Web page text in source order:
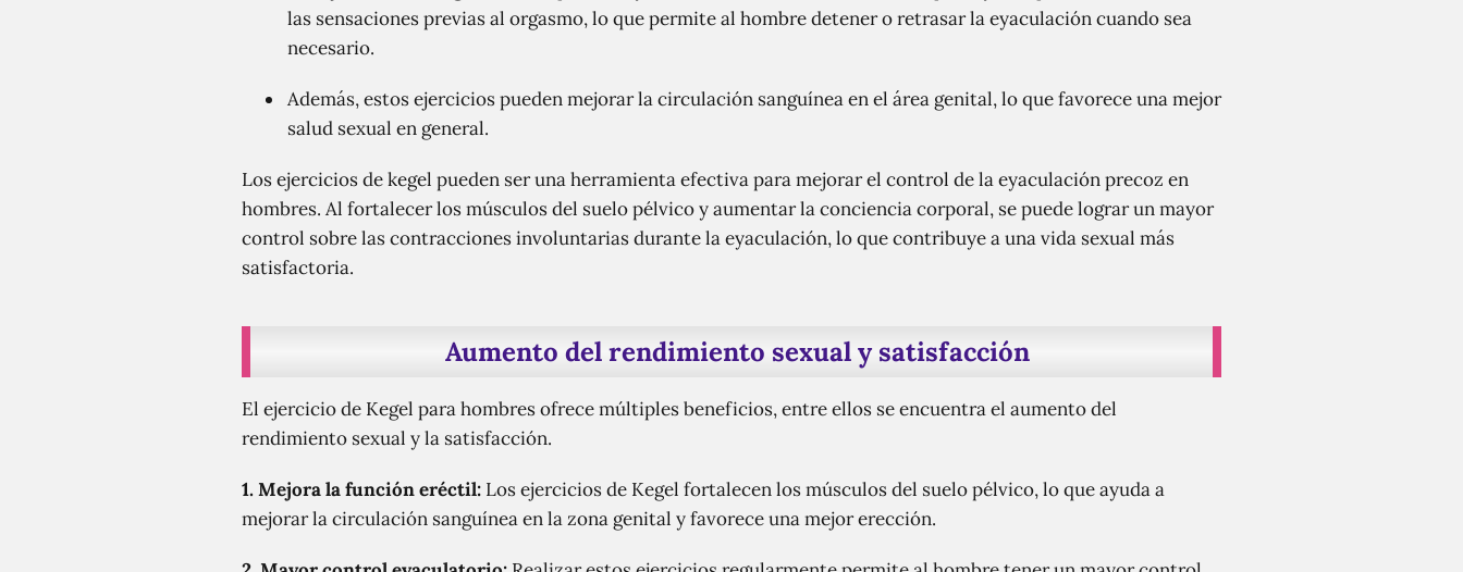
las sensaciones previas al orgasmo, lo que permite al hombre detener o retrasar la eyaculación cuando sea
necesario.
Además, estos ejercicios pueden mejorar la circulación sanguínea en el área genital, lo que favorece una mejor
salud sexual en general.
Los ejercicios de kegel pueden ser una herramienta efectiva para mejorar el control de la eyaculación precoz en
hombres. Al fortalecer los músculos del suelo pélvico y aumentar la conciencia corporal, se puede lograr un mayor
control sobre las contracciones involuntarias durante la eyaculación, lo que contribuye a una vida sexual más
satisfactoria.
Aumento del rendimiento sexual y satisfacción
El ejercicio de Kegel para hombres ofrece múltiples beneficios, entre ellos se encuentra el aumento del
rendimiento sexual y la satisfacción.
1. Mejora la función eréctil: Los ejercicios de Kegel fortalecen los músculos del suelo pélvico, lo que ayuda a
mejorar la circulación sanguínea en la zona genital y favorece una mejor erección.